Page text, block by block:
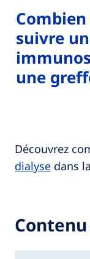
suivre
une
Découvrez
dialyse dans